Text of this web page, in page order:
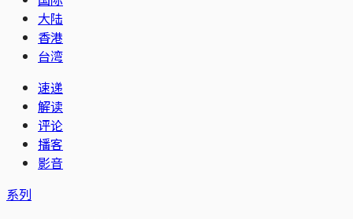
大陆
香港
台湾
速递
解读
评论
播客
影音
系列